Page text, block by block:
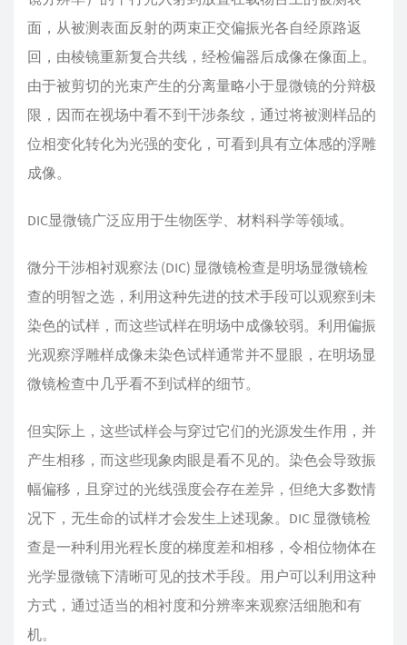
面，从被测表面反射的两束正交偏振光各自经原路返
回，由棱镜重新复合共线，经检偏器后成像在像面上。
由于被剪切的光束产生的分离量略小于显微镜的分辩极
限，因而在视场中看不到干涉条纹，通过将被测样品的
位相变化转化为光强的变化，可看到具有立体感的浮雕
成像。
DIC显微镜广泛应用于生物医学、材料科学等领域。
微分干涉相衬观察法 (DIC) 显微镜检查是明场显微镜检
查的明智之选，利用这种先进的技术手段可以观察到未
染色的试样，而这些试样在明场中成像较弱。利用偏振
光观察浮雕样成像未染色试样通常并不显眼，在明场显
微镜检查中几乎看不到试样的细节。
但实际上，这些试样会与穿过它们的光源发生作用，并
产生相移，而这些现象肉眼是看不见的。染色会导致振
幅偏移，且穿过的光线强度会存在差异，但绝大多数情
况下，无生命的试样才会发生上述现象。DIC 显微镜检
查是一种利用光程长度的梯度差和相移，令相位物体在
光学显微镜下清晰可见的技术手段。用户可以利用这种
方式，通过适当的相衬度和分辨率来观察活细胞和有
机。